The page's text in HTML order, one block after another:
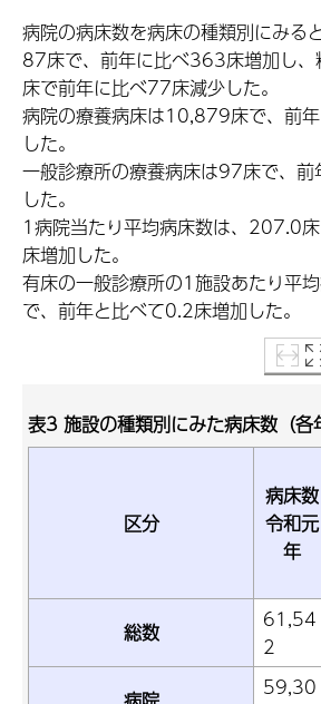
病院の病床数を病床の種類別にみる
87床で、前年に比べ363床増加し
床で前年に比べ77床減少した。
病院の療養病床は10,879床で、前
した。
一般診療所の療養病床は97床で、
した。
1病院当たり平均病床数は、207.0
床増加した。
有床の一般診療所の1施設あたり平
で、前年と比べて0.2床増加した。
表3 施設の種類別にみた病床数（各
区分
病床数
令和元
年
総数
61,54
2
59,30